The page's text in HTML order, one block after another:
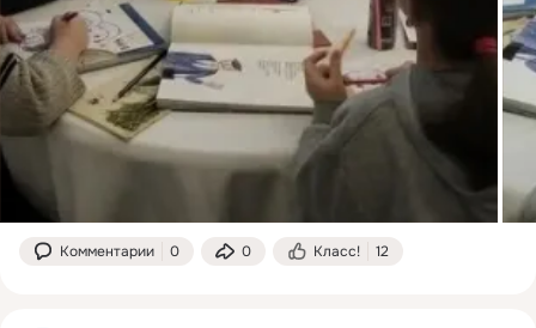
Комментарии 0 0 Класс! 12